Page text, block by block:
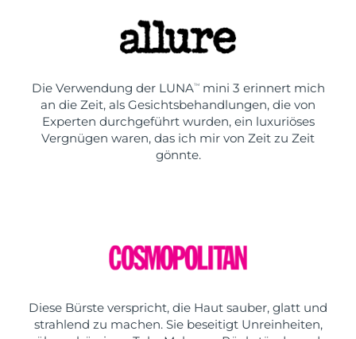
Die Verwendung der LUNATMmini 3 erinnert mich
an die Zeit, als Gesichtsbehandlungen, die von
Experten durchgeführt wurden, ein luxuriöses
Vergnügen waren, das ich mir von Zeit zu Zeit
gönnte.
Diese Bürste verspricht, die Haut sauber, glatt und
strahlend zu machen. Sie beseitigt Unreinheiten,